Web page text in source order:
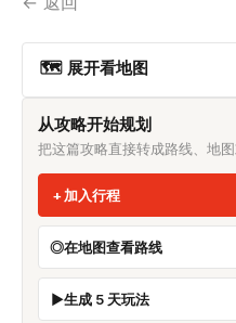
🗺 展开看地图
从攻略开始规划
把这篇攻略直接转成路线、地图
加入行程
在地图查看路线
生成 5 天玩法